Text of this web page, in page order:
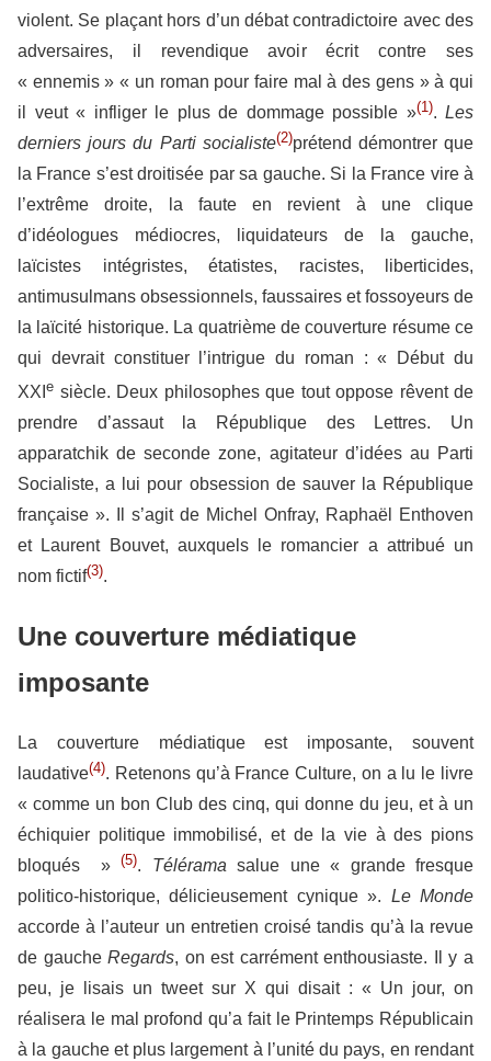
violent. Se plaçant hors d’un débat contradictoire avec des
adversaires, il revendique avoir écrit contre ses
« ennemis » « un roman pour faire mal à des gens » à qui
il veut « infliger le plus de dommage possible »(1). Les
derniers jours du Parti socialiste(2)prétend démontrer que
la France s’est droitisée par sa gauche. Si la France vire à
l’extrême droite, la faute en revient à une clique
d’idéologues médiocres, liquidateurs de la gauche,
laïcistes intégristes, étatistes, racistes, liberticides,
antimusulmans obsessionnels, faussaires et fossoyeurs de
la laïcité historique. La quatrième de couverture résume ce
qui devrait constituer l’intrigue du roman : « Début du
XXI e siècle. Deux philosophes que tout oppose rêvent de
prendre d’assaut la République des Lettres. Un
apparatchik de seconde zone, agitateur d’idées au Parti
Socialiste, a lui pour obsession de sauver la République
française ». Il s’agit de Michel Onfray, Raphaël Enthoven
et Laurent Bouvet, auxquels le romancier a attribué un
nom fictif(3).
Une couverture médiatique
imposante
La couverture médiatique est imposante, souvent
laudative(4). Retenons qu’à France Culture, on a lu le livre
« comme un bon Club des cinq, qui donne du jeu, et à un
échiquier politique immobilisé, et de la vie à des pions
bloqués »(5). Télérama salue une « grande fresque
politico-historique, délicieusement cynique ». Le Monde
accorde à l’auteur un entretien croisé tandis qu’à la revue
de gaucheRegards, on est carrément enthousiaste. Il y a
peu, je lisais un tweet sur X qui disait : « Un jour, on
réalisera le mal profond qu’a fait le Printemps Républicain
à la gauche et plus largement à l’unité du pays, en rendant